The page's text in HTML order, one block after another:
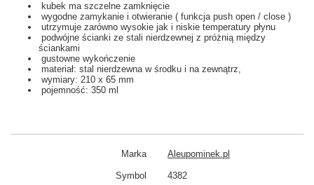
kubek ma szczelne zamknięcie
wygodne zamykanie i otwieranie ( funkcja push open / close )
utrzymuje zarówno wysokie jak i niskie temperatury płynu
podwójne ścianki ze stali nierdzewnej z próżnią między
ściankami
gustowne wykończenie
materiał: stal nierdzewna w środku i na zewnątrz,
wymiary: 210 x 65 mm
pojemność: 350 ml
Marka Aleupominek.pl
Symbol 4382